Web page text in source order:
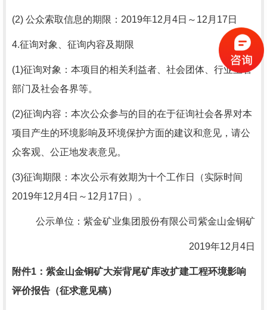
(2) 公众索取信息的期限：2019年12月4日～12月17日
4.征询对象、征询内容及期限
(1)征询对象：本项目的相关利益者、社会团体、行业主管
部门及社会各界等。
(2)征询内容：本次公众参与的目的在于征询社会各界对本
项目产生的环境影响及环境保护方面的建议和意见，请公
众客观、公正地发表意见。
(3)征询期限：本次公示有效期为十个工作日（实际时间
2019年12月4日～12月17日）。
公示单位：紫金矿业集团股份有限公司紫金山金铜矿
2019年12月4日
附件1：紫金山金铜矿大岽背尾矿库改扩建工程环境影响
评价报告（征求意见稿）